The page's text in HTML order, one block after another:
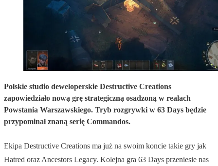
Polskie studio deweloperskie Destructive Creations
zapowiedziało nową grę strategiczną osadzoną w realach
Powstania Warszawskiego. Tryb rozgrywki w 63 Days będzie
przypominał znaną serię Commandos.
Ekipa Destructive Creations ma już na swoim koncie takie gry jak
Hatred oraz Ancestors Legacy. Kolejna gra 63 Days przeniesie nas